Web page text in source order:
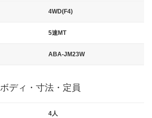
4WD(F4)
5速MT
ABA-JM23W
ボディ・寸法・定員
4人